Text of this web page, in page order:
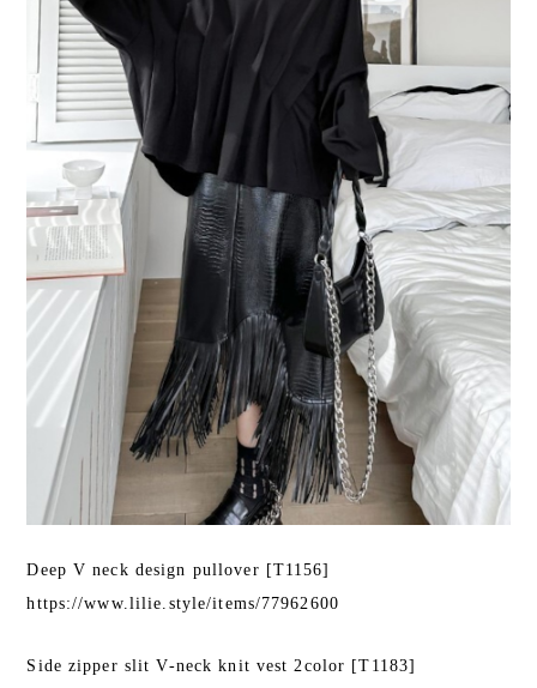
Deep V neck design pullover [T1156]
https://www.lilie.style/items/77962600
Side zipper slit V-neck knit vest 2color [T1183]